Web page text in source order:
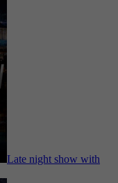
Late night show with